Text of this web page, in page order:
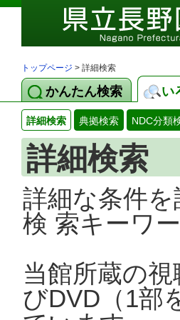
トップページ > 詳細検索
かんたん検索 い
詳細検索 典拠検索 NDC分類
詳細検索
詳細な条件
検 索キーワ
当館所蔵の
びDVD（1部